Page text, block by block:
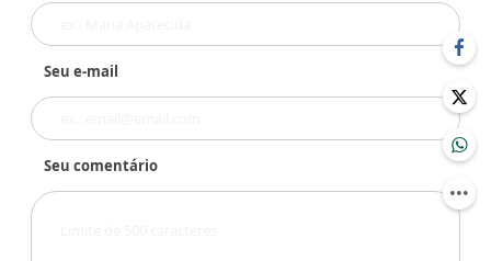
Seu e-mail
Seu comentário